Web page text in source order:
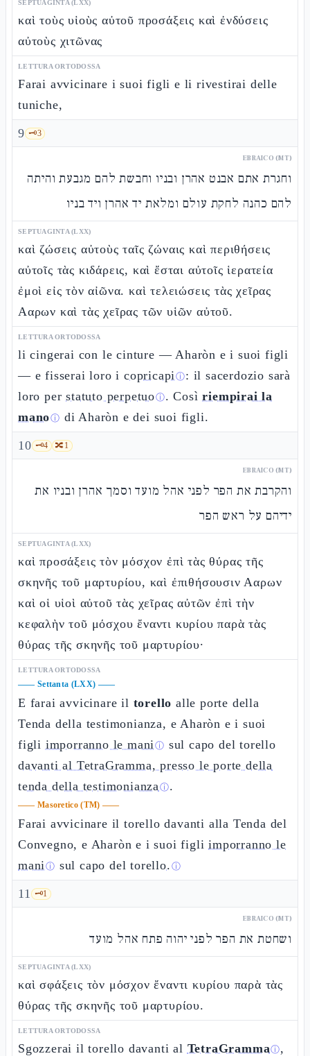
SEPTUAGINTA (LXX)
καὶ τοὺς υἱοὺς αὐτοῦ προσάξεις καὶ ἐνδύσεις
αὐτοὺς χιτῶνας
LETTURA ORTODOSSA
Farai avvicinare i suoi figli e li rivestirai delle
tuniche,
9 🗝️3
EBRAICO (MT)
וחגרת אתם אבנט אהרן ובניו וחבשת להם מגבעת והיתה
להם כהנה לחקת עולם ומלאת יד אהרן ויד בניו
SEPTUAGINTA (LXX)
καὶ ζώσεις αὐτοὺς ταῖς ζώναις καὶ περιθήσεις
αὐτοῖς τὰς κιδάρεις, καὶ ἔσται αὐτοῖς ἱερατεία
ἐμοὶ εἰς τὸν αἰῶνα. καὶ τελειώσεις τὰς χεῖρας
Ααρων καὶ τὰς χεῖρας τῶν υἱῶν αὐτοῦ.
LETTURA ORTODOSSA
li cingerai con le cinture — Aharòn e i suoi figli
— e fisserai loro icopricapiⓘ: il sacerdozio sarà
loro perstatuto perpetuoⓘ. Cosìriempirai la
manoⓘ di Aharòn e dei suoi figli.
10 🗝️4 🔀1
EBRAICO (MT)
והקרבת את הפר לפני אהל מועד וסמך אהרן ובניו את
ידיהם על ראש הפר
SEPTUAGINTA (LXX)
καὶ προσάξεις τὸν μόσχον ἐπὶ τὰς θύρας τῆς
σκηνῆς τοῦ μαρτυρίου, καὶ ἐπιθήσουσιν Ααρων
καὶ οἱ υἱοὶ αὐτοῦ τὰς χεῖρας αὐτῶν ἐπὶ τὴν
κεφαλὴν τοῦ μόσχου ἔναντι κυρίου παρὰ τὰς
θύρας τῆς σκηνῆς τοῦ μαρτυρίου·
LETTURA ORTODOSSA
—— Settanta (LXX) ——
E farai avvicinare il torello alle porte della
Tenda della testimonianza, e Aharòn e i suoi
figli imporranno le maniⓘ sul capo del torello
davanti al TetraGramma, presso le porte della
tenda della testimonianzaⓘ.
—— Masoretico (TM) ——
Farai avvicinare il torello davanti alla Tenda del
Convegno, e Aharòn e i suoi figliimporranno le
maniⓘ sul capo del torello. ⓘ
11 🗝️1
EBRAICO (MT)
ושחטת את הפר לפני יהוה פתח אהל מועד
SEPTUAGINTA (LXX)
καὶ σφάξεις τὸν μόσχον ἔναντι κυρίου παρὰ τὰς
θύρας τῆς σκηνῆς τοῦ μαρτυρίου.
LETTURA ORTODOSSA
Sgozzerai il torello davanti al TetraGrammaⓘ,